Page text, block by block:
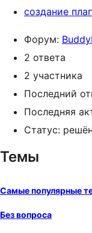
создание
Форум:
2 ответа
2 участника
Последний
Последняя
Статус:
Темы
Самые популярные
Без вопроса